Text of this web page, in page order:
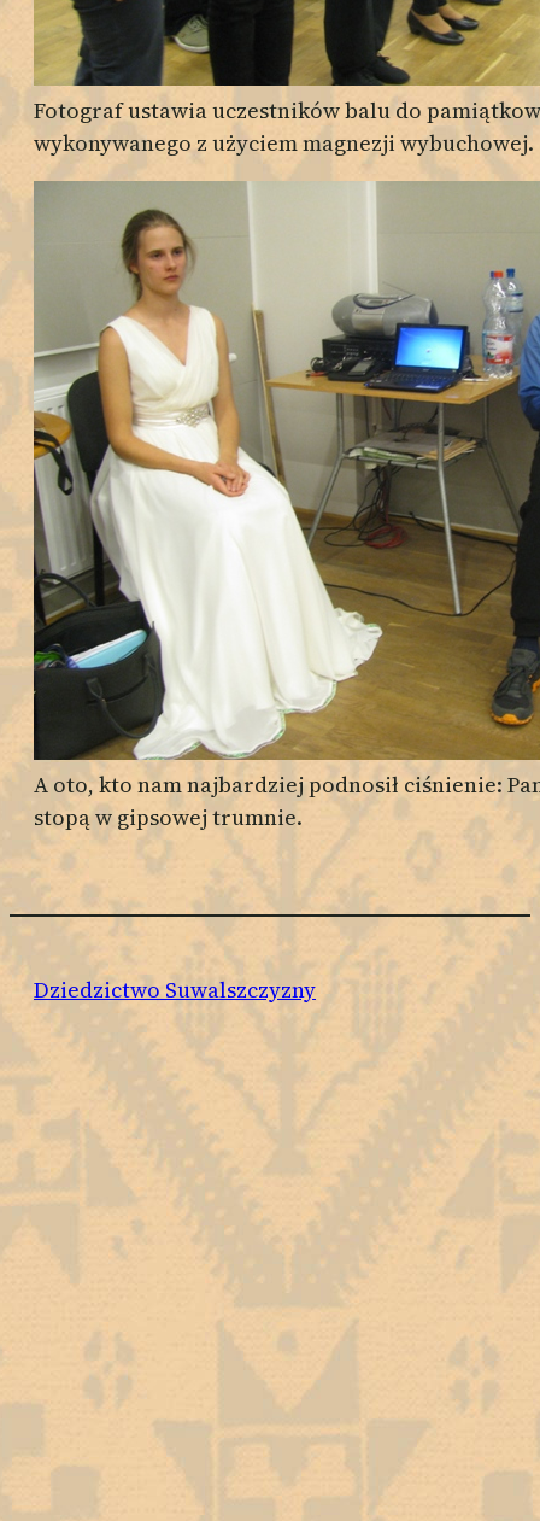
Fotograf ustawia uczestników balu do
wykonywanego z użyciem magnezji wybuchowej.
A oto, kto nam najbardziej podnosił ciśnienie:
stopą w gipsowej trumnie.
Dziedzictwo Suwalszczyzny